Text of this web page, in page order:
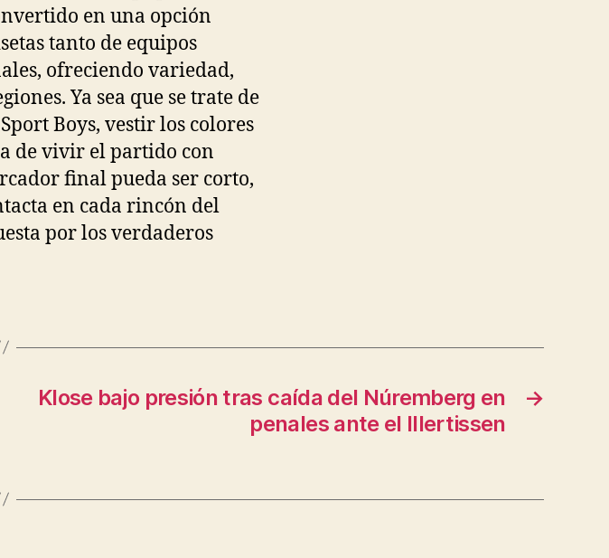
en una opción
tanto de equipos
ofreciendo variedad,
Ya sea que se trate de
Boys, vestir los colores
de vivir el partido con
final pueda ser corto,
en cada rincón del
por los verdaderos
→
Klose bajo presión tras caída del Núremberg en
penales ante el Illertissen